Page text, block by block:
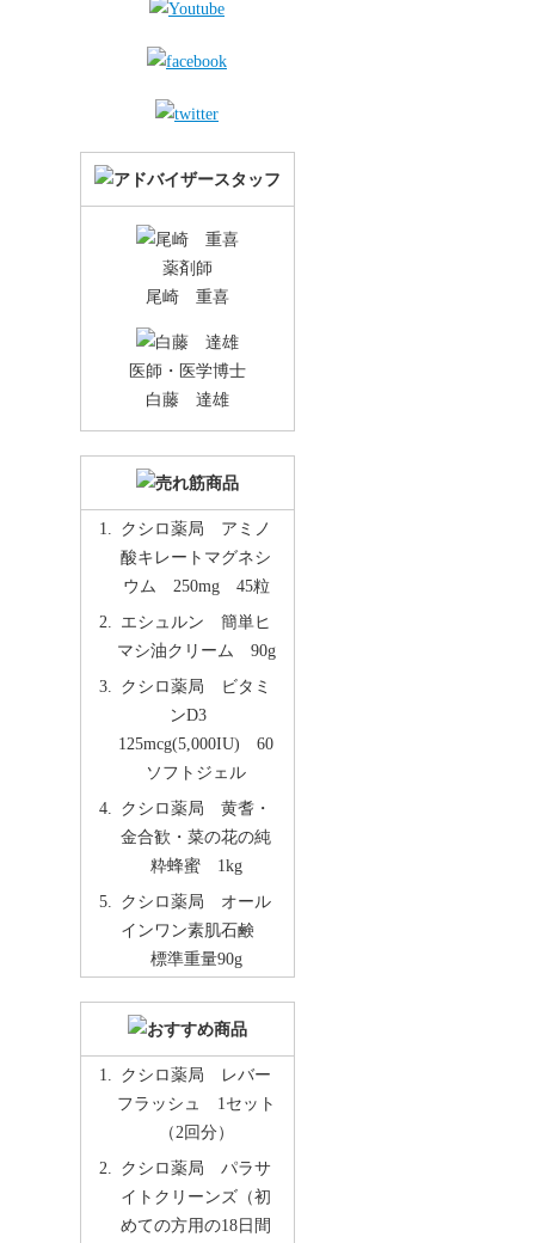
薬剤師
尾崎 重喜
医師・医学博士
白藤 達雄
クシロ薬局 アミノ
酸キレートマグネシ
ウム 250mg 45粒
エシュルン 簡単ヒ
マシ油クリーム 90g
クシロ薬局 ビタミ
ンD3
125mcg(5,000IU) 60
ソフトジェル
クシロ薬局 黄耆・
金合歓・菜の花の純
粋蜂蜜 1kg
クシロ薬局 オール
インワン素肌石鹸
標準重量90g
クシロ薬局 レバー
フラッシュ 1セット
（2回分）
クシロ薬局 パラサ
イトクリーンズ（初
めての方用の18日間